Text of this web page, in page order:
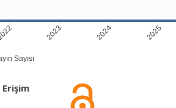
Sayısı
2023 2024 2025
Erişim